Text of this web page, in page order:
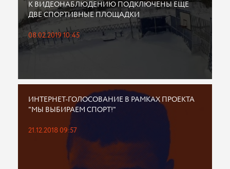
К ВИДЕОНАБЛЮДЕНИЮ ПОДКЛЮЧЕНЫ ЕЩЕ
ДВЕ СПОРТИВНЫЕ ПЛОЩАДКИ
08.02.2019 10:45
ИНТЕРНЕТ-ГОЛОСОВАНИЕ В РАМКАХ ПРОЕКТА
"МЫ ВЫБИРАЕМ СПОРТ!"
21.12.2018 09:57